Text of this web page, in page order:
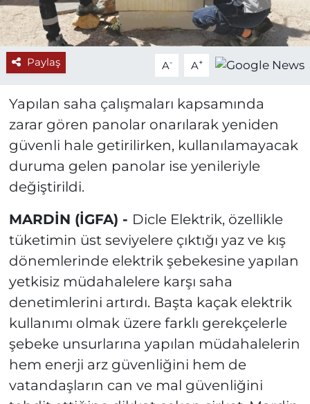
Paylaş A- A+
Yapılan saha çalışmaları kapsamında
zarar gören panolar onarılarak yeniden
güvenli hale getirilirken, kullanılamayacak
duruma gelen panolar ise yenileriyle
değiştirildi.
MARDİN (İGFA) - Dicle Elektrik, özellikle
tüketimin üst seviyelere çıktığı yaz ve kış
dönemlerinde elektrik şebekesine yapılan
yetkisiz müdahalelere karşı saha
denetimlerini artırdı. Başta kaçak elektrik
kullanımı olmak üzere farklı gerekçelerle
şebeke unsurlarına yapılan müdahalelerin
hem enerji arz güvenliğini hem de
vatandaşların can ve mal güvenliğini